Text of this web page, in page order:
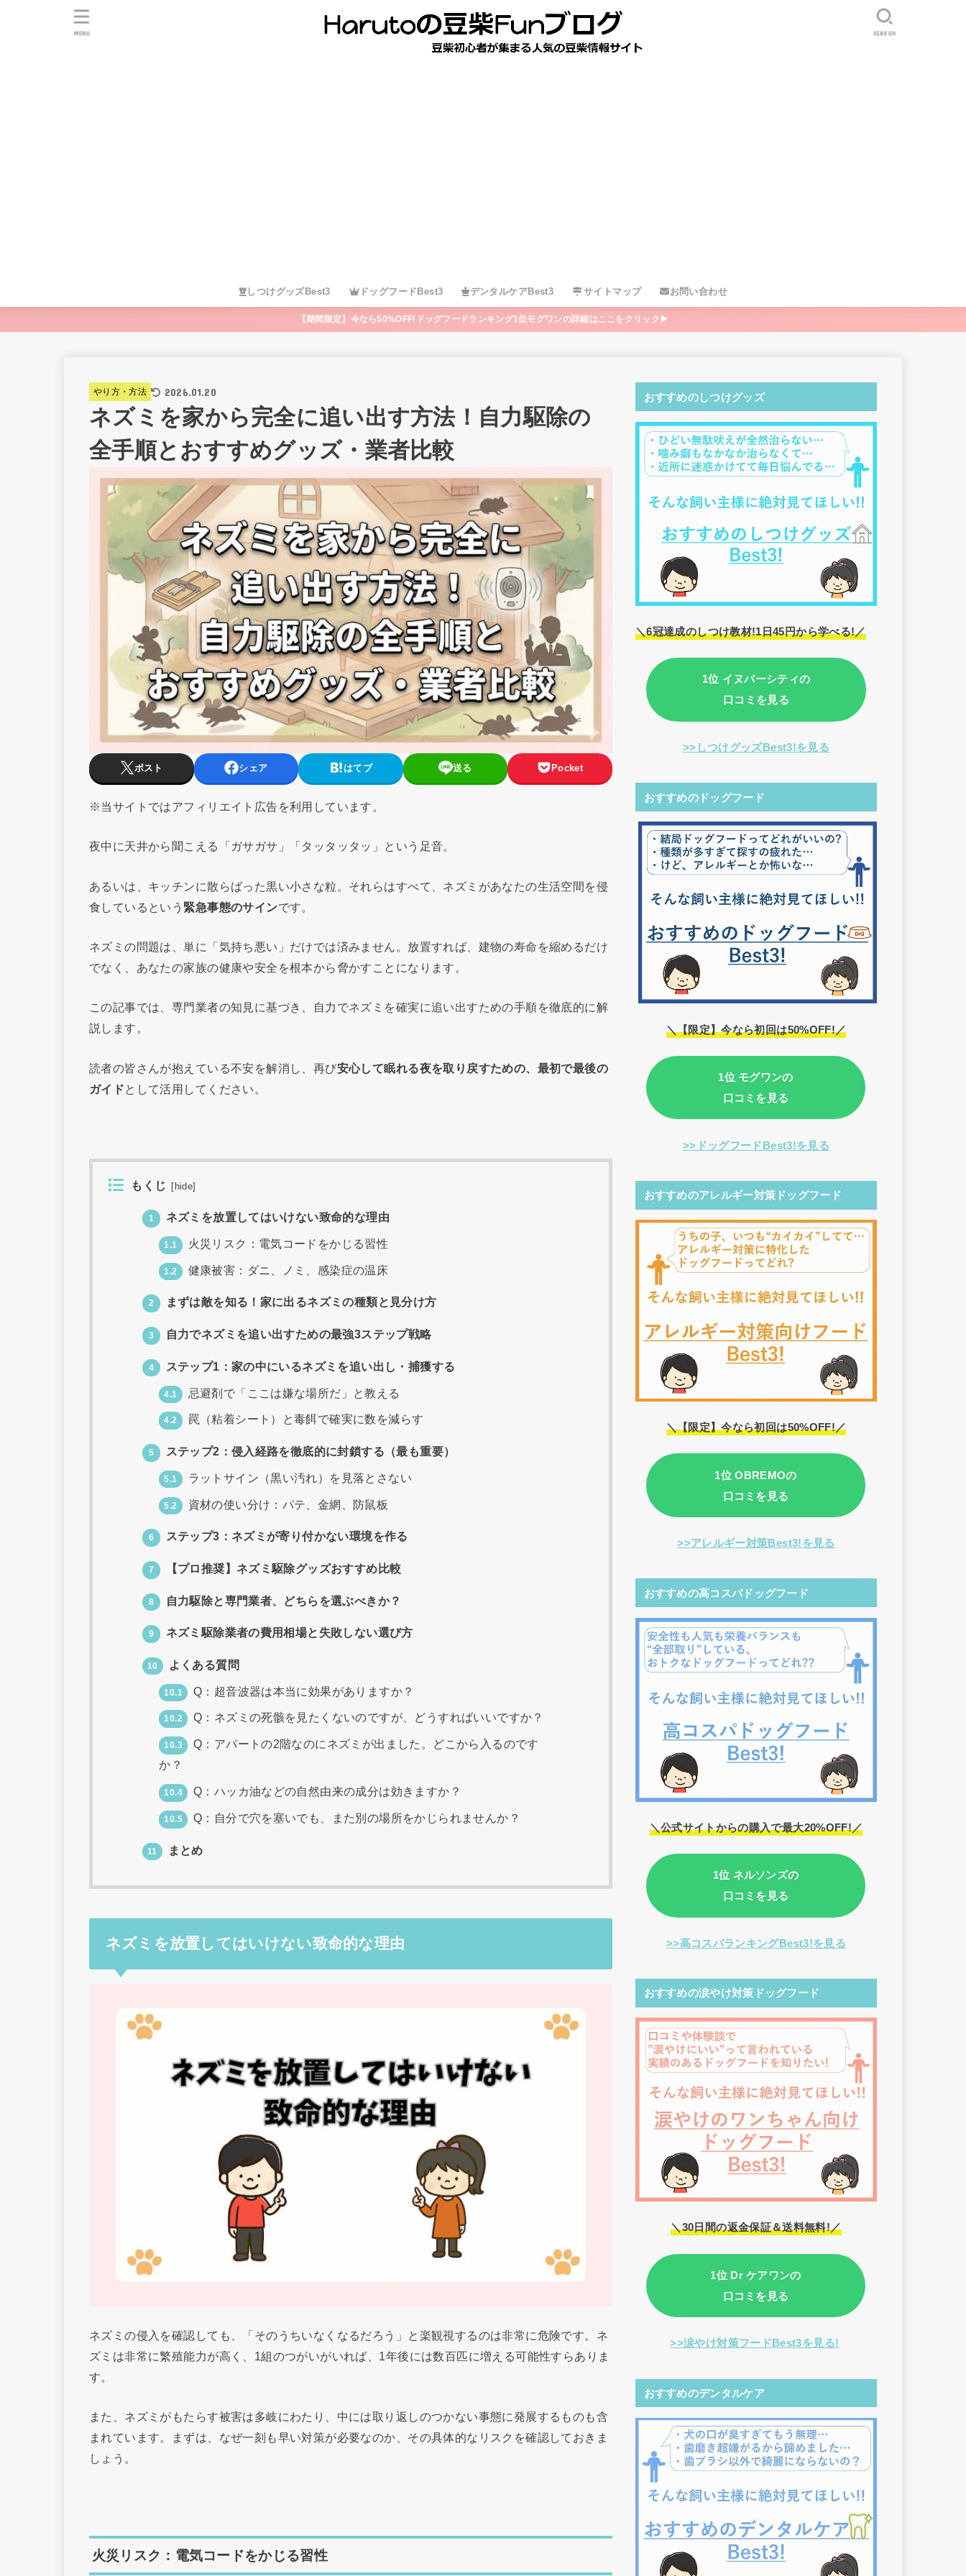
しつけグッズBest3 ドッグフードBest3 デンタルケアBest3 サイトマップ お問い合わせ
SEARCH
MENU
【期間限定】今なら50%OFF!ドッグフードランキング1位モグワンの詳細はここをクリック▶
やり方・方法 2026.01.20
ネズミを家から完全に追い出す方法！自力駆除の
全手順とおすすめグッズ・業者比較
ポスト シェア はてブ 送る Pocket
※当サイトではアフィリエイト広告を利用しています。
夜中に天井から聞こえる「ガサガサ」「タッタッタッ」という足音。
あるいは、キッチンに散らばった黒い小さな粒。それらはすべて、ネズミがあなたの生活空間を侵
食しているという 緊急事態のサインです。
ネズミの問題は、単に「気持ち悪い」だけでは済みません。放置すれば、建物の寿命を縮めるだけ
でなく、あなたの家族の健康や安全を根本から脅かすことになります。
この記事では、専門業者の知見に基づき、自力でネズミを確実に追い出すための手順を徹底的に解
説します。
読者の皆さんが抱えている不安を解消し、再び安心して眠れる夜を取り戻すための、最初で最後の
ガイドとして活用してください。
もくじ [ hide]
1 ネズミを放置してはいけない致命的な理由
1.1 火災リスク：電気コードをかじる習性
1.2 健康被害：ダニ、ノミ、感染症の温床
2 まずは敵を知る！家に出るネズミの種類と見分け方
3 自力でネズミを追い出すための最強3ステップ戦略
4 ステップ1：家の中にいるネズミを追い出し・捕獲する
4.1 忌避剤で「ここは嫌な場所だ」と教える
4.2 罠（粘着シート）と毒餌で確実に数を減らす
5 ステップ2：侵入経路を徹底的に封鎖する（最も重要）
5.1 ラットサイン（黒い汚れ）を見落とさない
5.2 資材の使い分け：パテ、金網、防鼠板
6 ステップ3：ネズミが寄り付かない環境を作る
7 【プロ推奨】ネズミ駆除グッズおすすめ比較
8 自力駆除と専門業者、どちらを選ぶべきか？
9 ネズミ駆除業者の費用相場と失敗しない選び方
10 よくある質問
10.1 Q：超音波器は本当に効果がありますか？
10.2 Q：ネズミの死骸を見たくないのですが、どうすればいいですか？
10.3
Q：アパートの2階なのにネズミが出ました。どこから入るのです
か？
10.4 Q：ハッカ油などの自然由来の成分は効きますか？
10.5 Q：自分で穴を塞いでも、また別の場所をかじられませんか？
11 まとめ
ネズミを放置してはいけない致命的な理由
ネズミの侵入を確認しても、「そのうちいなくなるだろう」と楽観視するのは非常に危険です。ネ
ズミは非常に繁殖能力が高く、1組のつがいがいれば、1年後には数百匹に増える可能性すらありま
す。
また、ネズミがもたらす被害は多岐にわたり、中には取り返しのつかない事態に発展するものも含
まれています。まずは、なぜ一刻も早い対策が必要なのか、その具体的なリスクを確認しておきま
しょう。
火災リスク：電気コードをかじる習性
おすすめのしつけグッズ
＼6冠達成のしつけ教材!1日45円から学べる!／
1位 イヌバーシティの
口コミを見る
>>しつけグッズBest3!を見る
おすすめのドッグフード
＼【限定】今なら初回は50%OFF!／
1位 モグワンの
口コミを見る
>>ドッグフードBest3!を見る
おすすめのアレルギー対策ドッグフード
＼【限定】今なら初回は50%OFF!／
1位 OBREMOの
口コミを見る
>>アレルギー対策Best3!を見る
おすすめの高コスパドッグフード
＼公式サイトからの購入で最大20%OFF!／
1位 ネルソンズの
口コミを見る
>>高コスパランキングBest3!を見る
おすすめの涙やけ対策ドッグフード
＼30日間の返金保証＆送料無料!／
1位 Dr ケアワンの
口コミを見る
>>涙やけ対策フードBest3を見る!
おすすめのデンタルケア